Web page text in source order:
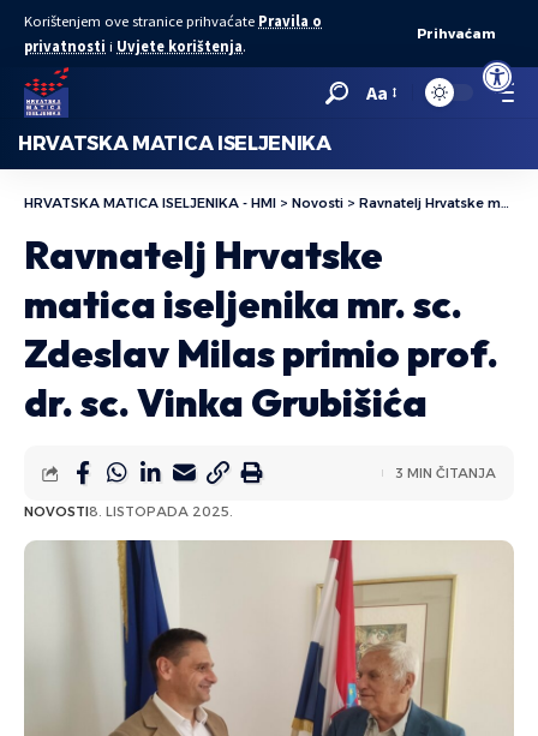
Open
Korištenjem ove stranice prihvaćate Pravila o
privatnosti i Uvjete korištenja.
Prihvaćam
Aa
HRVATSKA MATICA ISELJENIKA
HRVATSKA MATICA ISELJENIKA - HMI > Novosti > Ravnatelj Hrvatske matica iseljenika mr. sc. Zdeslav Milas primio prof. dr. sc. Vinka Grubišića
Ravnatelj Hrvatske
matica iseljenika mr. sc.
Zdeslav Milas primio prof.
dr. sc. Vinka Grubišića
NOVOSTI8. LISTOPADA 2025.
3 MIN ČITANJA